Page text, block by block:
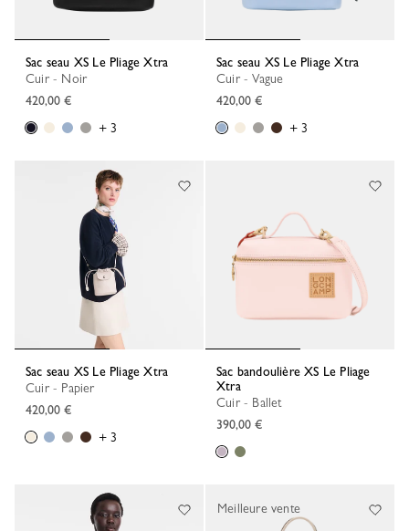
Sac seau XS Le Pliage Xtra
Cuir - Noir
420,00 €
+ 3
Sac seau XS Le Pliage Xtra
Cuir - Vague
420,00 €
+ 3
Sac seau XS Le Pliage Xtra
Cuir - Papier
420,00 €
+ 3
Sac bandoulière XS Le Pliage
Xtra
Cuir - Ballet
390,00 €
Meilleure vente